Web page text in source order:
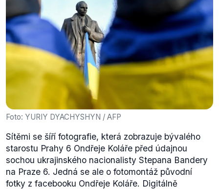
Foto: YURIY DYACHYSHYN / AFP
Sítěmi se šíří fotografie, která zobrazuje bývalého
starostu Prahy 6 Ondřeje Koláře před údajnou
sochou ukrajinského nacionalisty Stepana Bandery
na Praze 6. Jedná se ale o fotomontáž původní
fotky z facebooku Ondřeje Koláře. Digitálně